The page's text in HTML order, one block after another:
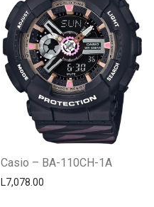
Casio – BA-110CH-1A
L7,078.00